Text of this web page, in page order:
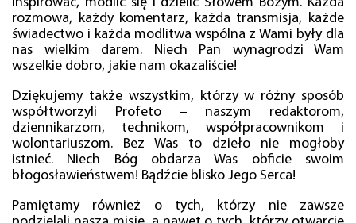
rozmowa, każdy komentarz, każda transmisja, każde
świadectwo i każda modlitwa wspólna z Wami były dla
nas wielkim darem. Niech Pan wynagrodzi Wam
wszelkie dobro, jakie nam okazaliście!
Dziękujemy także wszystkim, którzy w różny sposób
współtworzyli Profeto – naszym redaktorom,
dziennikarzom, technikom, współpracownikom i
wolontariuszom. Bez Was to dzieło nie mogłoby
istnieć. Niech Bóg obdarza Was obficie swoim
błogosławieństwem! Bądźcie blisko Jego Serca!
Pamiętamy również o tych, którzy nie zawsze